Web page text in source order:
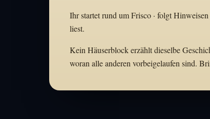
Ihr startet rund um Frisco · folgt
liest.
Kein Häuserblock erzählt dieselbe
woran alle anderen vorbeigelaufen sind.